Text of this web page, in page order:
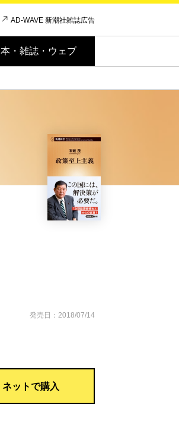
AD-WAVE 新潮社雑誌広告
本・雑誌・ウェブ
発売日：2018/07/14
ネットで購入